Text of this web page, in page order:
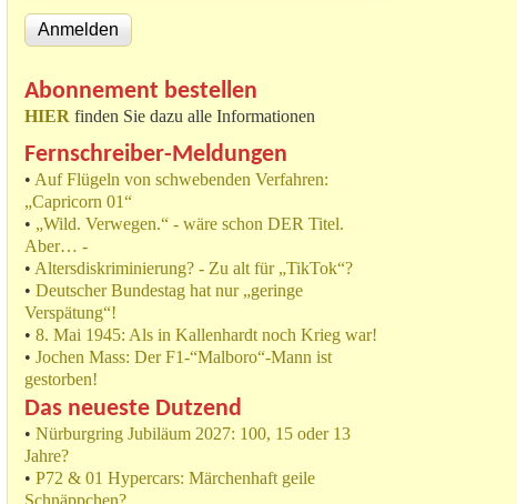
Abonnement bestellen
HIER finden Sie dazu alle Informationen
Fernschreiber-Meldungen
• Auf Flügeln von schwebenden Verfahren:
„Capricorn 01“
• „Wild. Verwegen.“ - wäre schon DER Titel.
Aber… -
• Altersdiskriminierung? - Zu alt für „TikTok“?
• Deutscher Bundestag hat nur „geringe
Verspätung“!
• 8. Mai 1945: Als in Kallenhardt noch Krieg war!
• Jochen Mass: Der F1-“Malboro“-Mann ist
gestorben!
Das neueste Dutzend
• Nürburgring Jubiläum 2027: 100, 15 oder 13
Jahre?
• P72 & 01 Hypercars: Märchenhaft geile